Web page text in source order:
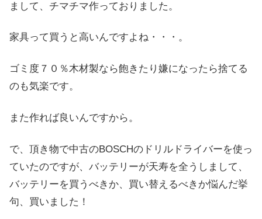
まして、チマチマ作っておりました。
家具って買うと高いんですよね・・・。
ゴミ度７０％木材製なら飽きたり嫌になったら捨てる
のも気楽です。
また作れば良いんですから。
で、頂き物で中古のBOSCHのドリルドライバーを使っ
ていたのですが、バッテリーが天寿を全うしまして、
バッテリーを買うべきか、買い替えるべきか悩んだ挙
句、買いました！